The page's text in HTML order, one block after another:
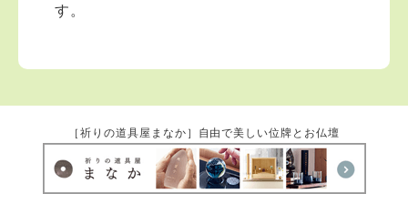
す。
［祈りの道具屋まなか］自由で美しい位牌とお仏壇